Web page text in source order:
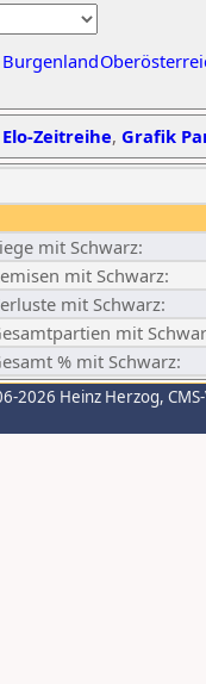
Burgenland
Zeitreihe, Grafik
mit Schwarz:
mit Schwarz:
mit Schwarz:
mit
% mit Schwarz:
2026 Heinz Herzog,